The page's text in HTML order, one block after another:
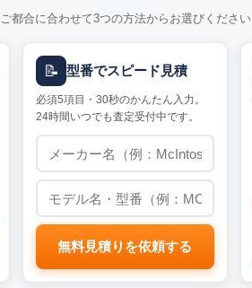
ご都合に合わせて3つの方法からお選びください
📝 型番でスピード見積
必須5項目・30秒のかんたん入力。
24時間いつでも査定受付中です。
無料見積りを依頼する